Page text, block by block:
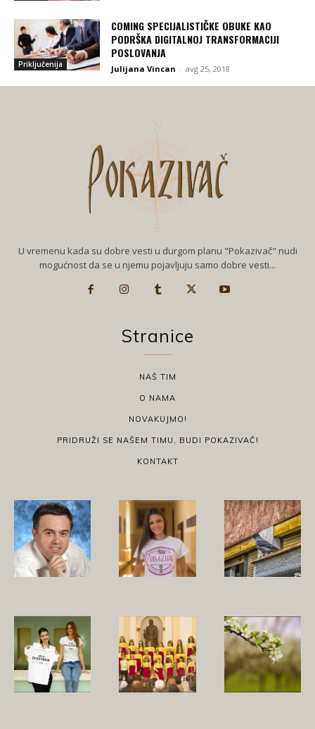
Priključenija
COMING SPECIJALISTIČKE OBUKE KAO
PODRŠKA DIGITALNOJ TRANSFORMACIJI
POSLOVANJA
Julijana Vincan - avg 25, 2018
U vremenu kada su dobre vesti u durgom planu "Pokazivač" nudi
mogućnost da se u njemu pojavljuju samo dobre vesti...
Stranice
NAŠ TIM
O NAMA
NOVAKUJMO!
PRIDRUŽI SE NAŠEM TIMU, BUDI POKAZIVAČ!
KONTAKT